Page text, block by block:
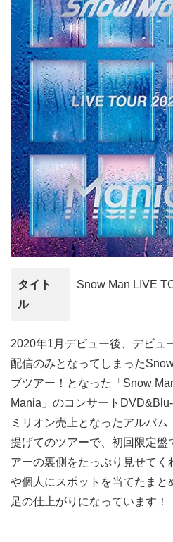
タイト
ル
Snow Man LIVE
2020年1月デビュー後、デビュ
配信のみとなってしまった
ブツアー！となった「Snow
Mania」のコンサートDVD&Blu-
ミリオン売上となったアルバ
提げてのツアーで、初回限定盤
アーの裏側をたっぷり見せて
や個人にスポットを当てたまと
足の仕上がりになっています！